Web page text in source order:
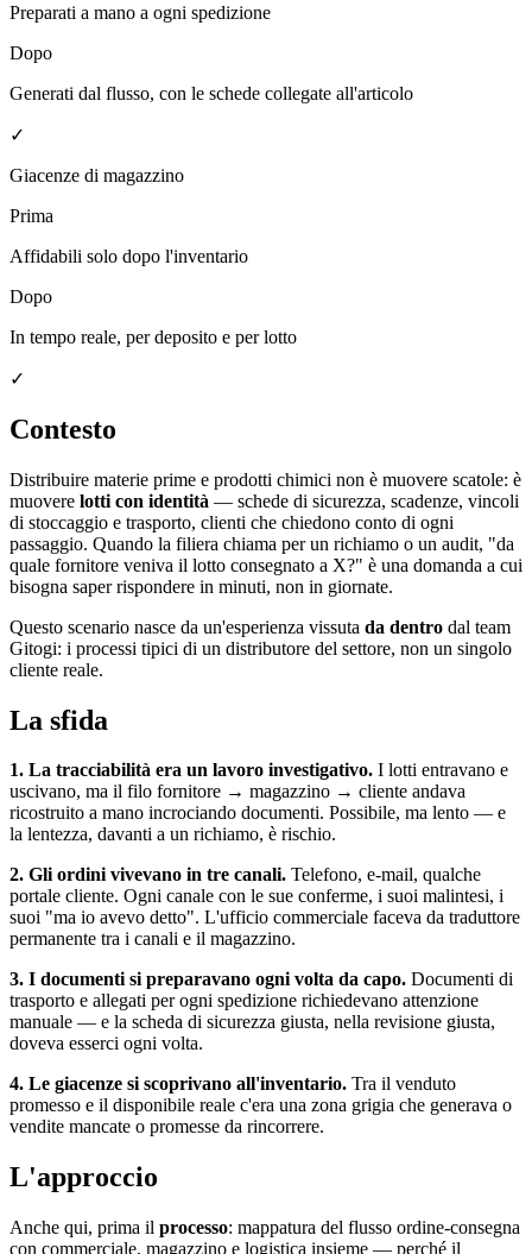
Preparati a mano a ogni spedizione
Dopo
Generati dal flusso, con le schede collegate all'articolo
✓
Giacenze di magazzino
Prima
Affidabili solo dopo l'inventario
Dopo
In tempo reale, per deposito e per lotto
✓
Contesto
Distribuire materie prime e prodotti chimici non è muovere scatole: è
muovere lotti con identità — schede di sicurezza, scadenze, vincoli
di stoccaggio e trasporto, clienti che chiedono conto di ogni
passaggio. Quando la filiera chiama per un richiamo o un audit, "da
quale fornitore veniva il lotto consegnato a X?" è una domanda a cui
bisogna saper rispondere in minuti, non in giornate.
Questo scenario nasce da un'esperienza vissuta da dentro dal team
Gitogi: i processi tipici di un distributore del settore, non un singolo
cliente reale.
La sfida
1. La tracciabilità era un lavoro investigativo. I lotti entravano e
uscivano, ma il filo fornitore → magazzino → cliente andava
ricostruito a mano incrociando documenti. Possibile, ma lento — e
la lentezza, davanti a un richiamo, è rischio.
2. Gli ordini vivevano in tre canali. Telefono, e-mail, qualche
portale cliente. Ogni canale con le sue conferme, i suoi malintesi, i
suoi "ma io avevo detto". L'ufficio commerciale faceva da traduttore
permanente tra i canali e il magazzino.
3. I documenti si preparavano ogni volta da capo. Documenti di
trasporto e allegati per ogni spedizione richiedevano attenzione
manuale — e la scheda di sicurezza giusta, nella revisione giusta,
doveva esserci ogni volta.
4. Le giacenze si scoprivano all'inventario. Tra il venduto
promesso e il disponibile reale c'era una zona grigia che generava o
vendite mancate o promesse da rincorrere.
L'approccio
Anche qui, prima il processo: mappatura del flusso ordine-consegna
con commerciale, magazzino e logistica insieme — perché il